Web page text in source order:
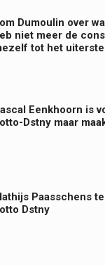
Dumoulin over
niet meer de
tot het
Eenkhoorn is
Dstny maar
Paasschens
Dstny